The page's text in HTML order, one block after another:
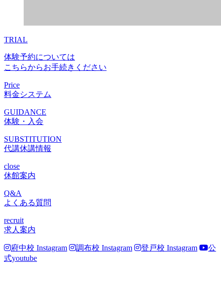
TRIAL
体験予約については
こちらからお手続きください
Price
料金システム
GUIDANCE
体験・入会
SUBSTITUTION
代講休講情報
close
休館案内
Q&A
よくある質問
recruit
求人案内
府中校 Instagram 調布校 Instagram 登戸校 Instagram
公
式youtube